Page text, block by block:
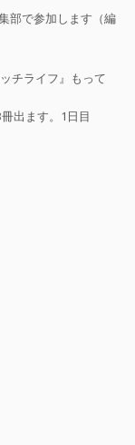
部で参加します（編
チライフ』もって
出ます。1日目